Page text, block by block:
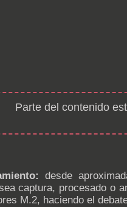
Parte del contenido
desde
captura, procesado o
M.2, haciendo el